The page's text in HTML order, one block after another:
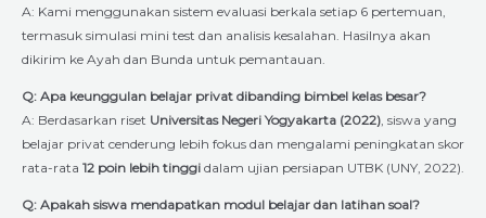
A: Kami menggunakan sistem evaluasi berkala setiap 6 pertemuan,
termasuk simulasi mini test dan analisis kesalahan. Hasilnya akan
dikirim ke Ayah dan Bunda untuk pemantauan.
Q: Apa keunggulan belajar privat dibanding bimbel kelas besar?
A: Berdasarkan riset Universitas Negeri Yogyakarta (2022) , siswa yang
belajar privat cenderung lebih fokus dan mengalami peningkatan skor
rata-rata 12 poin lebih tinggi dalam ujian persiapan UTBK (UNY, 2022).
Q: Apakah siswa mendapatkan modul belajar dan latihan soal?